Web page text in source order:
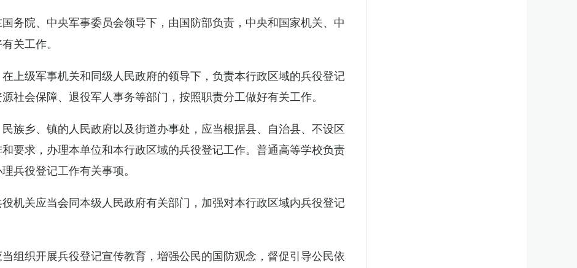
务院、中央军事委员会领导下，由国防部负责，中央和国家机关、中
关工作。
上级军事机关和同级人民政府的领导下，负责本行政区域的兵役登记
社会保障、退役军人事务等部门，按照职责分工做好有关工作。
族乡、镇的人民政府以及街道办事处，应当根据县、自治县、不设区
要求，办理本单位和本行政区域的兵役登记工作。普通高等学校负责
兵役登记工作有关事项。
机关应当会同本级人民政府有关部门，加强对本行政区域内兵役登记
组织开展兵役登记宣传教育，增强公民的国防观念，督促引导公民依